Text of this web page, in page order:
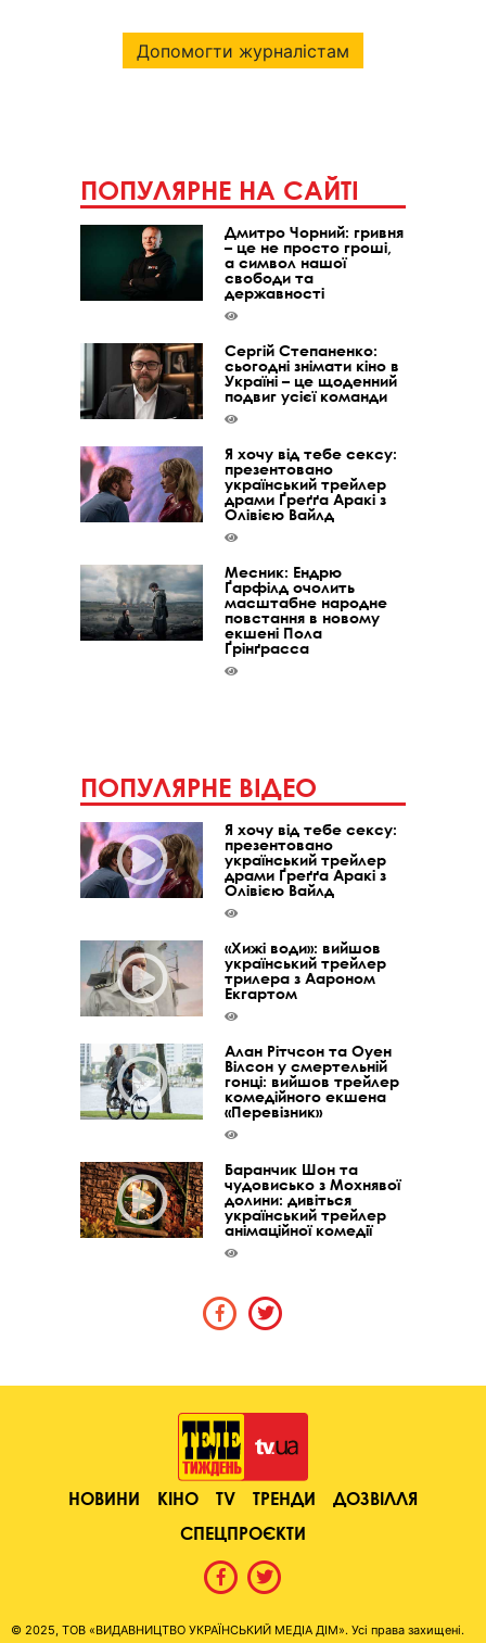
Допомогти журналістам
ПОПУЛЯРНЕ НА САЙТІ
Дмитро Чорний: гривня
– це не просто гроші,
а символ нашої
свободи та
державності
Сергій Степаненко:
сьогодні знімати кіно в
Україні – це щоденний
подвиг усієї команди
Я хочу від тебе сексу:
презентовано
український трейлер
драми Ґреґґа Аракі з
Олівією Вайлд
Месник: Ендрю
Ґарфілд очолить
масштабне народне
повстання в новому
екшені Пола
Ґрінґрасса
ПОПУЛЯРНЕ ВІДЕО
Я хочу від тебе сексу:
презентовано
український трейлер
драми Ґреґґа Аракі з
Олівією Вайлд
«Хижі води»: вийшов
український трейлер
трилера з Аароном
Екгартом
Алан Рітчсон та Оуен
Вілсон у смертельній
гонці: вийшов трейлер
комедійного екшена
«Перевізник»
Баранчик Шон та
чудовисько з Мохнявої
долини: дивіться
український трейлер
анімаційної комедії
НОВИНИ КІНО TV ТРЕНДИ
ДОЗВІЛЛЯ
СПЕЦПРОЄКТИ
© 2025, ТОВ «ВИДАВНИЦТВО УКРАЇНСЬКИЙ МЕДІА ДІМ». Усі права захищені.